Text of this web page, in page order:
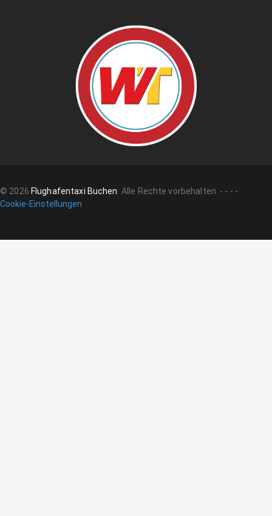
© 2026 Flughafentaxi Buchen. Alle Rechte vorbehalten. - - - -
Cookie-Einstellungen